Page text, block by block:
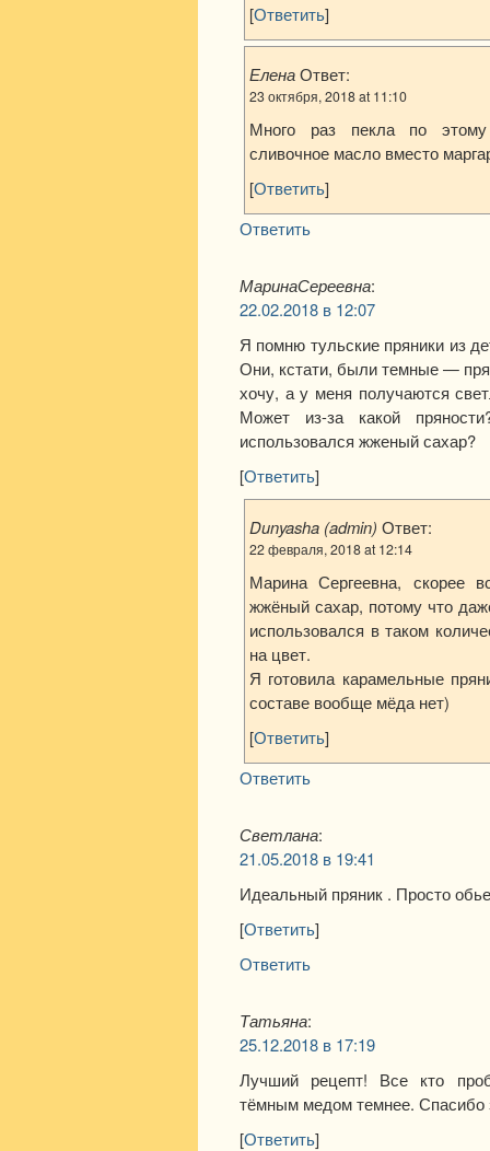
[Ответить]
ЕленаОтвет:
23 октября, 2018 at 11:10
Много раз пекла по этому
сливочное масло вместо
[Ответить]
Ответить
МаринаСереевна:
22.02.2018 в 12:07
Я помню тульские пряники из
Они, кстати, были темные —
хочу, а у меня получаются
Может из-за какой
использовался жженый сахар?
[Ответить]
Dunyasha (admin) Ответ:
22 февраля, 2018 at 12:14
Марина Сергеевна, скорее
жжёный сахар, потому что
использовался в таком
на цвет.
Я готовила карамельные
составе вообще мёда нет)
[Ответить]
Ответить
Светлана:
21.05.2018 в 19:41
Идеальный пряник . Просто
[Ответить]
Ответить
Татьяна:
25.12.2018 в 17:19
Лучший рецепт! Все кто
тёмным медом темнее. Спасибо
[Ответить]